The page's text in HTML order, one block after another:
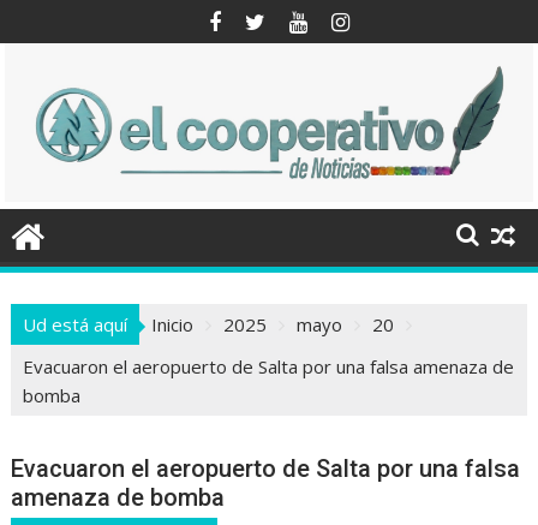
al
Ud está aquí Inicio 2025 mayo
20
Evacuaron el aeropuerto de Salta por una falsa amenaza de
bomba
Evacuaron el aeropuerto de Salta por una falsa
amenaza de bomba